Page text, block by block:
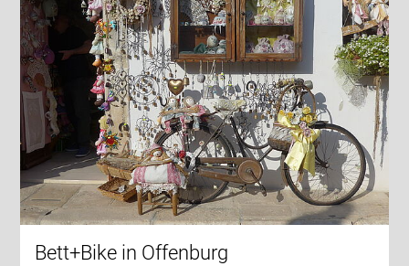
Bett+Bike in Offenburg